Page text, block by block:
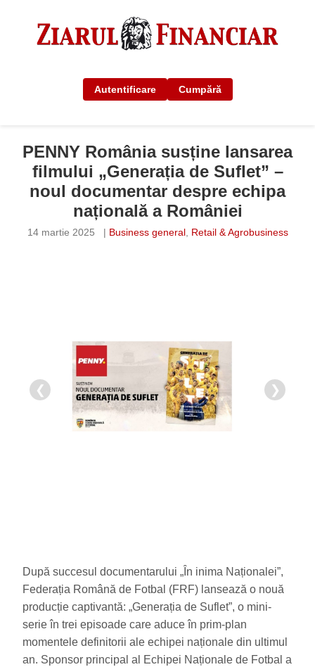
Autentificare Cumpără
PENNY România susține lansarea
filmului „Generația de Suflet” –
noul documentar despre echipa
națională a României
14 martie 2025 | Business general, Retail & Agrobusiness
❮ ❯
După succesul documentarului „În inima Naționalei”,
Federația Română de Fotbal (FRF) lansează o nouă
producție captivantă: „Generația de Suflet”, o mini-
serie în trei episoade care aduce în prim-plan
momentele definitorii ale echipei naționale din ultimul
an. Sponsor principal al Echipei Naționale de Fotbal a